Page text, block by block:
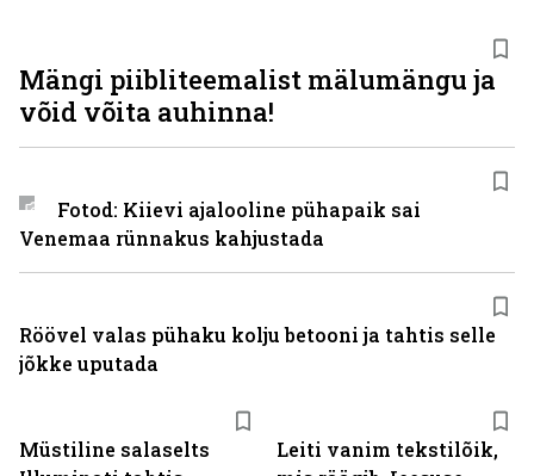
Müstiline salaselts
Leiti vanim tekstilõik,
Mängi piibliteemalist mälumängu ja
võid võita auhinna!
Fotod: Kiievi ajalooline pühapaik sai
Venemaa rünnakus kahjustada
Röövel valas pühaku kolju betooni ja tahtis selle
jõkke uputada